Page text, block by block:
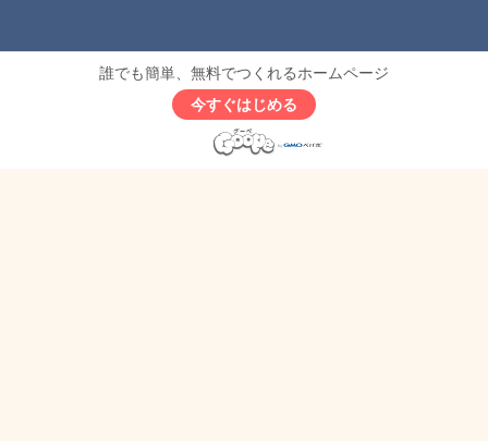
誰でも簡単、無料でつくれるホームページ
今すぐはじめる